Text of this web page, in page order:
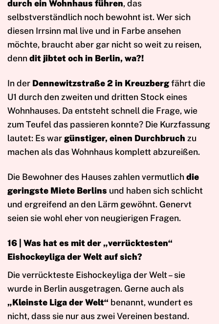
durch ein Wohnhaus führen, das
selbstverständlich noch bewohnt ist. Wer sich
diesen Irrsinn mal live und in Farbe ansehen
möchte, braucht aber gar nicht so weit zu reisen,
denndit jibtet och in Berlin, wa?!
In der Dennewitzstraße 2 in Kreuzbergfährt die
U1 durch den zweiten und dritten Stock eines
Wohnhauses. Da entsteht schnell die Frage, wie
zum Teufel das passieren konnte? Die Kurzfassung
lautet: Es wargünstiger, einen Durchbruch zu
machen als das Wohnhaus komplett abzureißen.
Die Bewohner des Hauses zahlen vermutlich die
geringste Miete Berlins und haben sich schlicht
und ergreifend an den Lärm gewöhnt. Genervt
seien sie wohl eher von neugierigen Fragen.
16 |
Was hat es mit der „verrücktesten“
Eishockeyliga der Welt auf sich?
Die verrückteste Eishockeyliga der Welt – sie
wurde in Berlin ausgetragen. Gerne auch als
„Kleinste Liga der Welt“ benannt, wundert es
nicht, dass sie nur aus zwei Vereinen bestand.